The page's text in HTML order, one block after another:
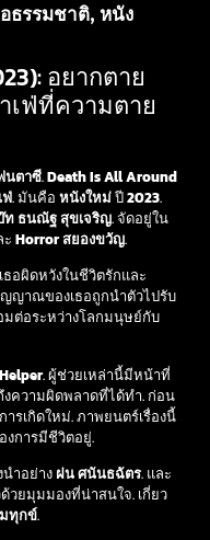
ธรรมชาติ, หนัง
อยากตาย
เฟ่ที่ความตาย
นตาซี.Death Is All Around
ฟ่.มันคือ หนังใหม่ปี2023.
ท ธนณัฐ สุขเจริญ. จัดอยู่ใน
ะ Horror สยองขวัญ.
อผิดหวังในชีวิตรักและ
ญญาณของเธอถูกนำตัวไปรับ
มต่อระหว่างโลกมนุษย์กับ
Helper.ผู้ช่วยเหล่านี้มีหน้าที่
ความผิดพลาดที่ได้ทำ. ก่อน
เกิดใหม่. ภาพยนตร์เรื่องนี้
งการมีชีวิตอยู่.
ำอย่าง ฝน ศนันธฉัตร. และ
วยมุมมองที่น่าสนใจ. เกี่ยว
ทุกข์.